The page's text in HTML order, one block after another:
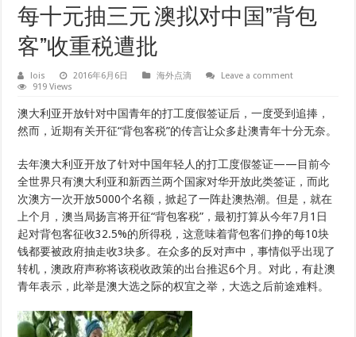
每十元抽三元 澳拟对中国”背包
客”收重税遭批
lois 2016年6月6日 海外点滴
Leave a comment
919 Views
澳大利亚开放针对中国青年的打工度假签证后，一度受到追捧，
然而，近期有关开征“背包客税”的传言让众多赴澳青年十分无奈。
去年澳大利亚开放了针对中国年轻人的打工度假签证——目前今
全世界只有澳大利亚和新西兰两个国家对华开放此类签证，而此
次澳方一次开放5000个名额，掀起了一阵赴澳热潮。但是，就在
上个月，澳当局扬言将开征“背包客税”，最初打算从今年7月1日
起对背包客征收32.5%的所得税，这意味着背包客们挣的每10块
钱都要被政府抽走收3块多。在众多的反对声中，事情似乎出现了
转机，澳政府声称将该税收政策的出台推迟6个月。对此，有赴澳
青年表示，此举是澳大选之际的权宜之举，大选之后前途难料。